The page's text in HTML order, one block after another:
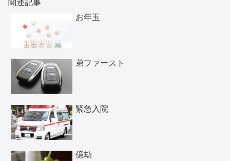
お年玉
弟ファースト
緊急入院
億劫